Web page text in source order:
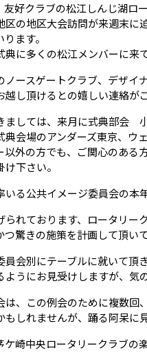
友好クラブの松江しんじ湖
区の地区大会訪問が来週末に
ます。
典に多くの松江メンバーに来
ノースゲートクラブ、デザ
越し頂けるとの嬉しい連絡が
ましては、来月に式典部会
典会場のアンダーズ東京、ウ
以外の方でも、ご関心のあ
下さい。
る公共イメージ委員会の本
られております、ロータリー
驚きの施策を計画して頂い
員会別にテーブルに就いて頂
ようにお見受けしますが、気
は、この例会のために複数回
しれませんが、踊る阿呆に
ケ崎中央ロータリークラブ